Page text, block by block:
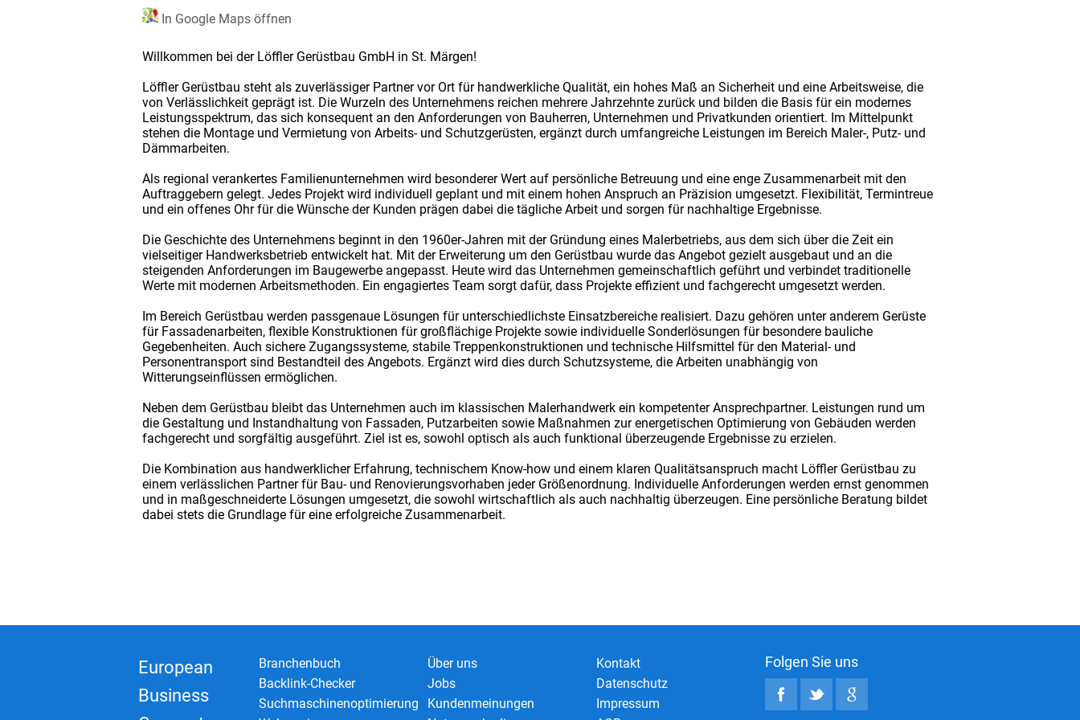
In Google Maps öffnen
Willkommen bei der Löffler Gerüstbau GmbH in St. Märgen!
Löffler Gerüstbau steht als zuverlässiger Partner vor Ort für handwerkliche Qualität, ein hohes Maß an Sicherheit und eine Arbeitsweise, die
von Verlässlichkeit geprägt ist. Die Wurzeln des Unternehmens reichen mehrere Jahrzehnte zurück und bilden die Basis für ein modernes
Leistungsspektrum, das sich konsequent an den Anforderungen von Bauherren, Unternehmen und Privatkunden orientiert. Im Mittelpunkt
stehen die Montage und Vermietung von Arbeits- und Schutzgerüsten, ergänzt durch umfangreiche Leistungen im Bereich Maler-, Putz- und
Dämmarbeiten.
Als regional verankertes Familienunternehmen wird besonderer Wert auf persönliche Betreuung und eine enge Zusammenarbeit mit den
Auftraggebern gelegt. Jedes Projekt wird individuell geplant und mit einem hohen Anspruch an Präzision umgesetzt. Flexibilität, Termintreue
und ein offenes Ohr für die Wünsche der Kunden prägen dabei die tägliche Arbeit und sorgen für nachhaltige Ergebnisse.
Die Geschichte des Unternehmens beginnt in den 1960er-Jahren mit der Gründung eines Malerbetriebs, aus dem sich über die Zeit ein
vielseitiger Handwerksbetrieb entwickelt hat. Mit der Erweiterung um den Gerüstbau wurde das Angebot gezielt ausgebaut und an die
steigenden Anforderungen im Baugewerbe angepasst. Heute wird das Unternehmen gemeinschaftlich geführt und verbindet traditionelle
Werte mit modernen Arbeitsmethoden. Ein engagiertes Team sorgt dafür, dass Projekte effizient und fachgerecht umgesetzt werden.
Im Bereich Gerüstbau werden passgenaue Lösungen für unterschiedlichste Einsatzbereiche realisiert. Dazu gehören unter anderem Gerüste
für Fassadenarbeiten, flexible Konstruktionen für großflächige Projekte sowie individuelle Sonderlösungen für besondere bauliche
Gegebenheiten. Auch sichere Zugangssysteme, stabile Treppenkonstruktionen und technische Hilfsmittel für den Material- und
Personentransport sind Bestandteil des Angebots. Ergänzt wird dies durch Schutzsysteme, die Arbeiten unabhängig von
Witterungseinflüssen ermöglichen.
Neben dem Gerüstbau bleibt das Unternehmen auch im klassischen Malerhandwerk ein kompetenter Ansprechpartner. Leistungen rund um
die Gestaltung und Instandhaltung von Fassaden, Putzarbeiten sowie Maßnahmen zur energetischen Optimierung von Gebäuden werden
fachgerecht und sorgfältig ausgeführt. Ziel ist es, sowohl optisch als auch funktional überzeugende Ergebnisse zu erzielen.
Die Kombination aus handwerklicher Erfahrung, technischem Know-how und einem klaren Qualitätsanspruch macht Löffler Gerüstbau zu
einem verlässlichen Partner für Bau- und Renovierungsvorhaben jeder Größenordnung. Individuelle Anforderungen werden ernst genommen
und in maßgeschneiderte Lösungen umgesetzt, die sowohl wirtschaftlich als auch nachhaltig überzeugen. Eine persönliche Beratung bildet
dabei stets die Grundlage für eine erfolgreiche Zusammenarbeit.
European
Business
Branchenbuch
Backlink-Checker
Suchmaschinenoptimierung
Über uns
Jobs
Kundenmeinungen
Kontakt
Datenschutz
Impressum
Folgen Sie uns